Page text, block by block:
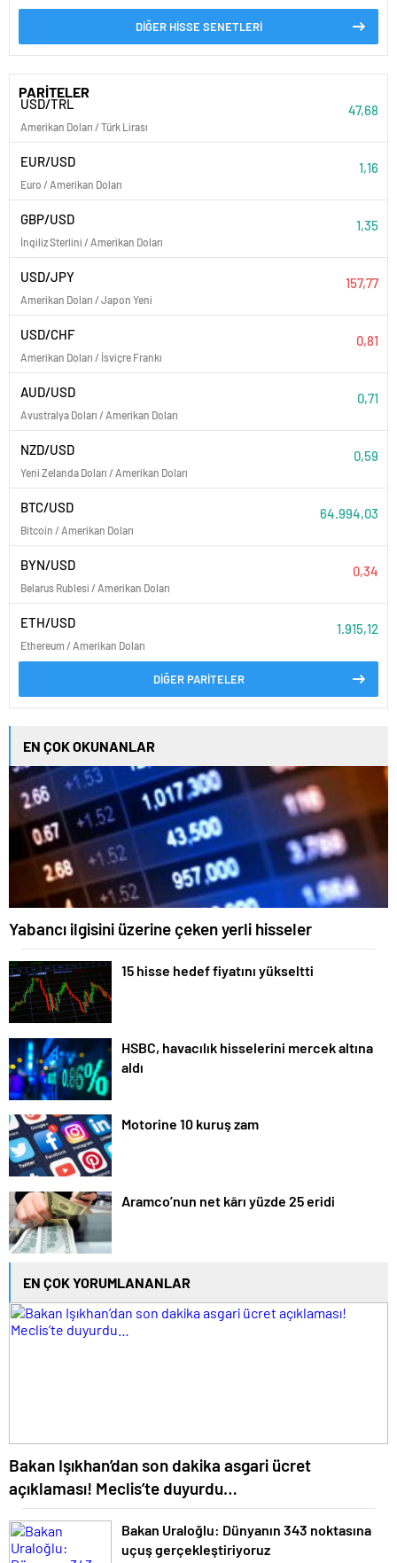
DİĞER HİSSE SENETLERİ
PARİTELER
USD/TRL
Amerikan Doları / Türk Lirası
47,68
EUR/USD
Euro / Amerikan Doları
1,16
GBP/USD
İngiliz Sterlini / Amerikan Doları
1,35
USD/JPY
Amerikan Doları / Japon Yeni
157,77
USD/CHF
Amerikan Doları / İsviçre Frankı
0,81
AUD/USD
Avustralya Doları / Amerikan Doları
0,71
NZD/USD
Yeni Zelanda Doları / Amerikan Doları
0,59
BTC/USD
Bitcoin / Amerikan Doları
64.994,03
BYN/USD
Belarus Rublesi / Amerikan Doları
0,34
ETH/USD
Ethereum / Amerikan Doları
1.915,12
DİĞER PARİTELER
EN ÇOK OKUNANLAR
Yabancı ilgisini üzerine çeken yerli hisseler
15 hisse hedef fiyatını yükseltti
HSBC, havacılık hisselerini mercek altına
aldı
Motorine 10 kuruş zam
Aramco’nun net kârı yüzde 25 eridi
EN ÇOK YORUMLANANLAR
Bakan Işıkhan’dan son dakika asgari ücret
açıklaması! Meclis’te duyurdu…
Bakan Uraloğlu: Dünyanın 343 noktasına
uçuş gerçekleştiriyoruz